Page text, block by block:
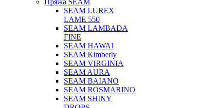
Пряжа SEAM
SEAM LUREX
LAME 550
SEAM LAMBADA
FINE
SEAM HAWAI
SEAM Kimberly
SEAM VIRGINIA
SEAM AURA
SEAM BAIANO
SEAM ROSMARINO
SEAM SHINY